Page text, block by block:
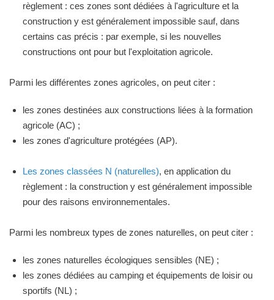
règlement : ces zones sont dédiées à l'agriculture et la
construction y est généralement impossible sauf, dans
certains cas précis : par exemple, si les nouvelles
constructions ont pour but l'exploitation agricole.
Parmi les différentes zones agricoles, on peut citer :
les zones destinées aux constructions liées à la formation
agricole (AC) ;
les zones d'agriculture protégées (AP).
Les zones classées N (naturelles), en application du
règlement : la construction y est généralement impossible
pour des raisons environnementales.
Parmi les nombreux types de zones naturelles, on peut citer :
les zones naturelles écologiques sensibles (NE) ;
les zones dédiées au camping et équipements de loisir ou
sportifs (NL) ;